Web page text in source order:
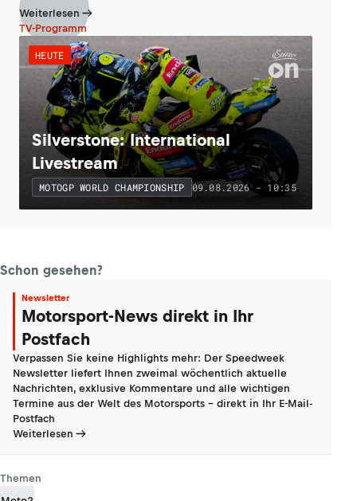
Weiterlesen
TV-Programm
HEUTE
Silverstone: International
Livestream
MOTOGP WORLD CHAMPIONSHIP 09.08.2026 - 10:35
Schon gesehen?
Newsletter
Motorsport-News direkt in Ihr
Postfach
Verpassen Sie keine Highlights mehr: Der Speedweek
Newsletter liefert Ihnen zweimal wöchentlich aktuelle
Nachrichten, exklusive Kommentare und alle wichtigen
Termine aus der Welt des Motorsports - direkt in Ihr E-Mail-
Postfach
Weiterlesen
Themen